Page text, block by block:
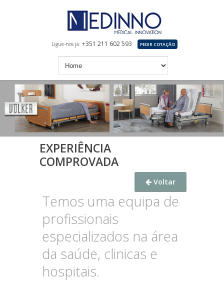
Ligue-nos já: +351 211 602 593 PEDIR COTAÇÃO
EXPERIÊNCIA
COMPROVADA
Voltar
Temos uma equipa de
profissionais
especializados na área
da saúde, clinicas e
hospitais.